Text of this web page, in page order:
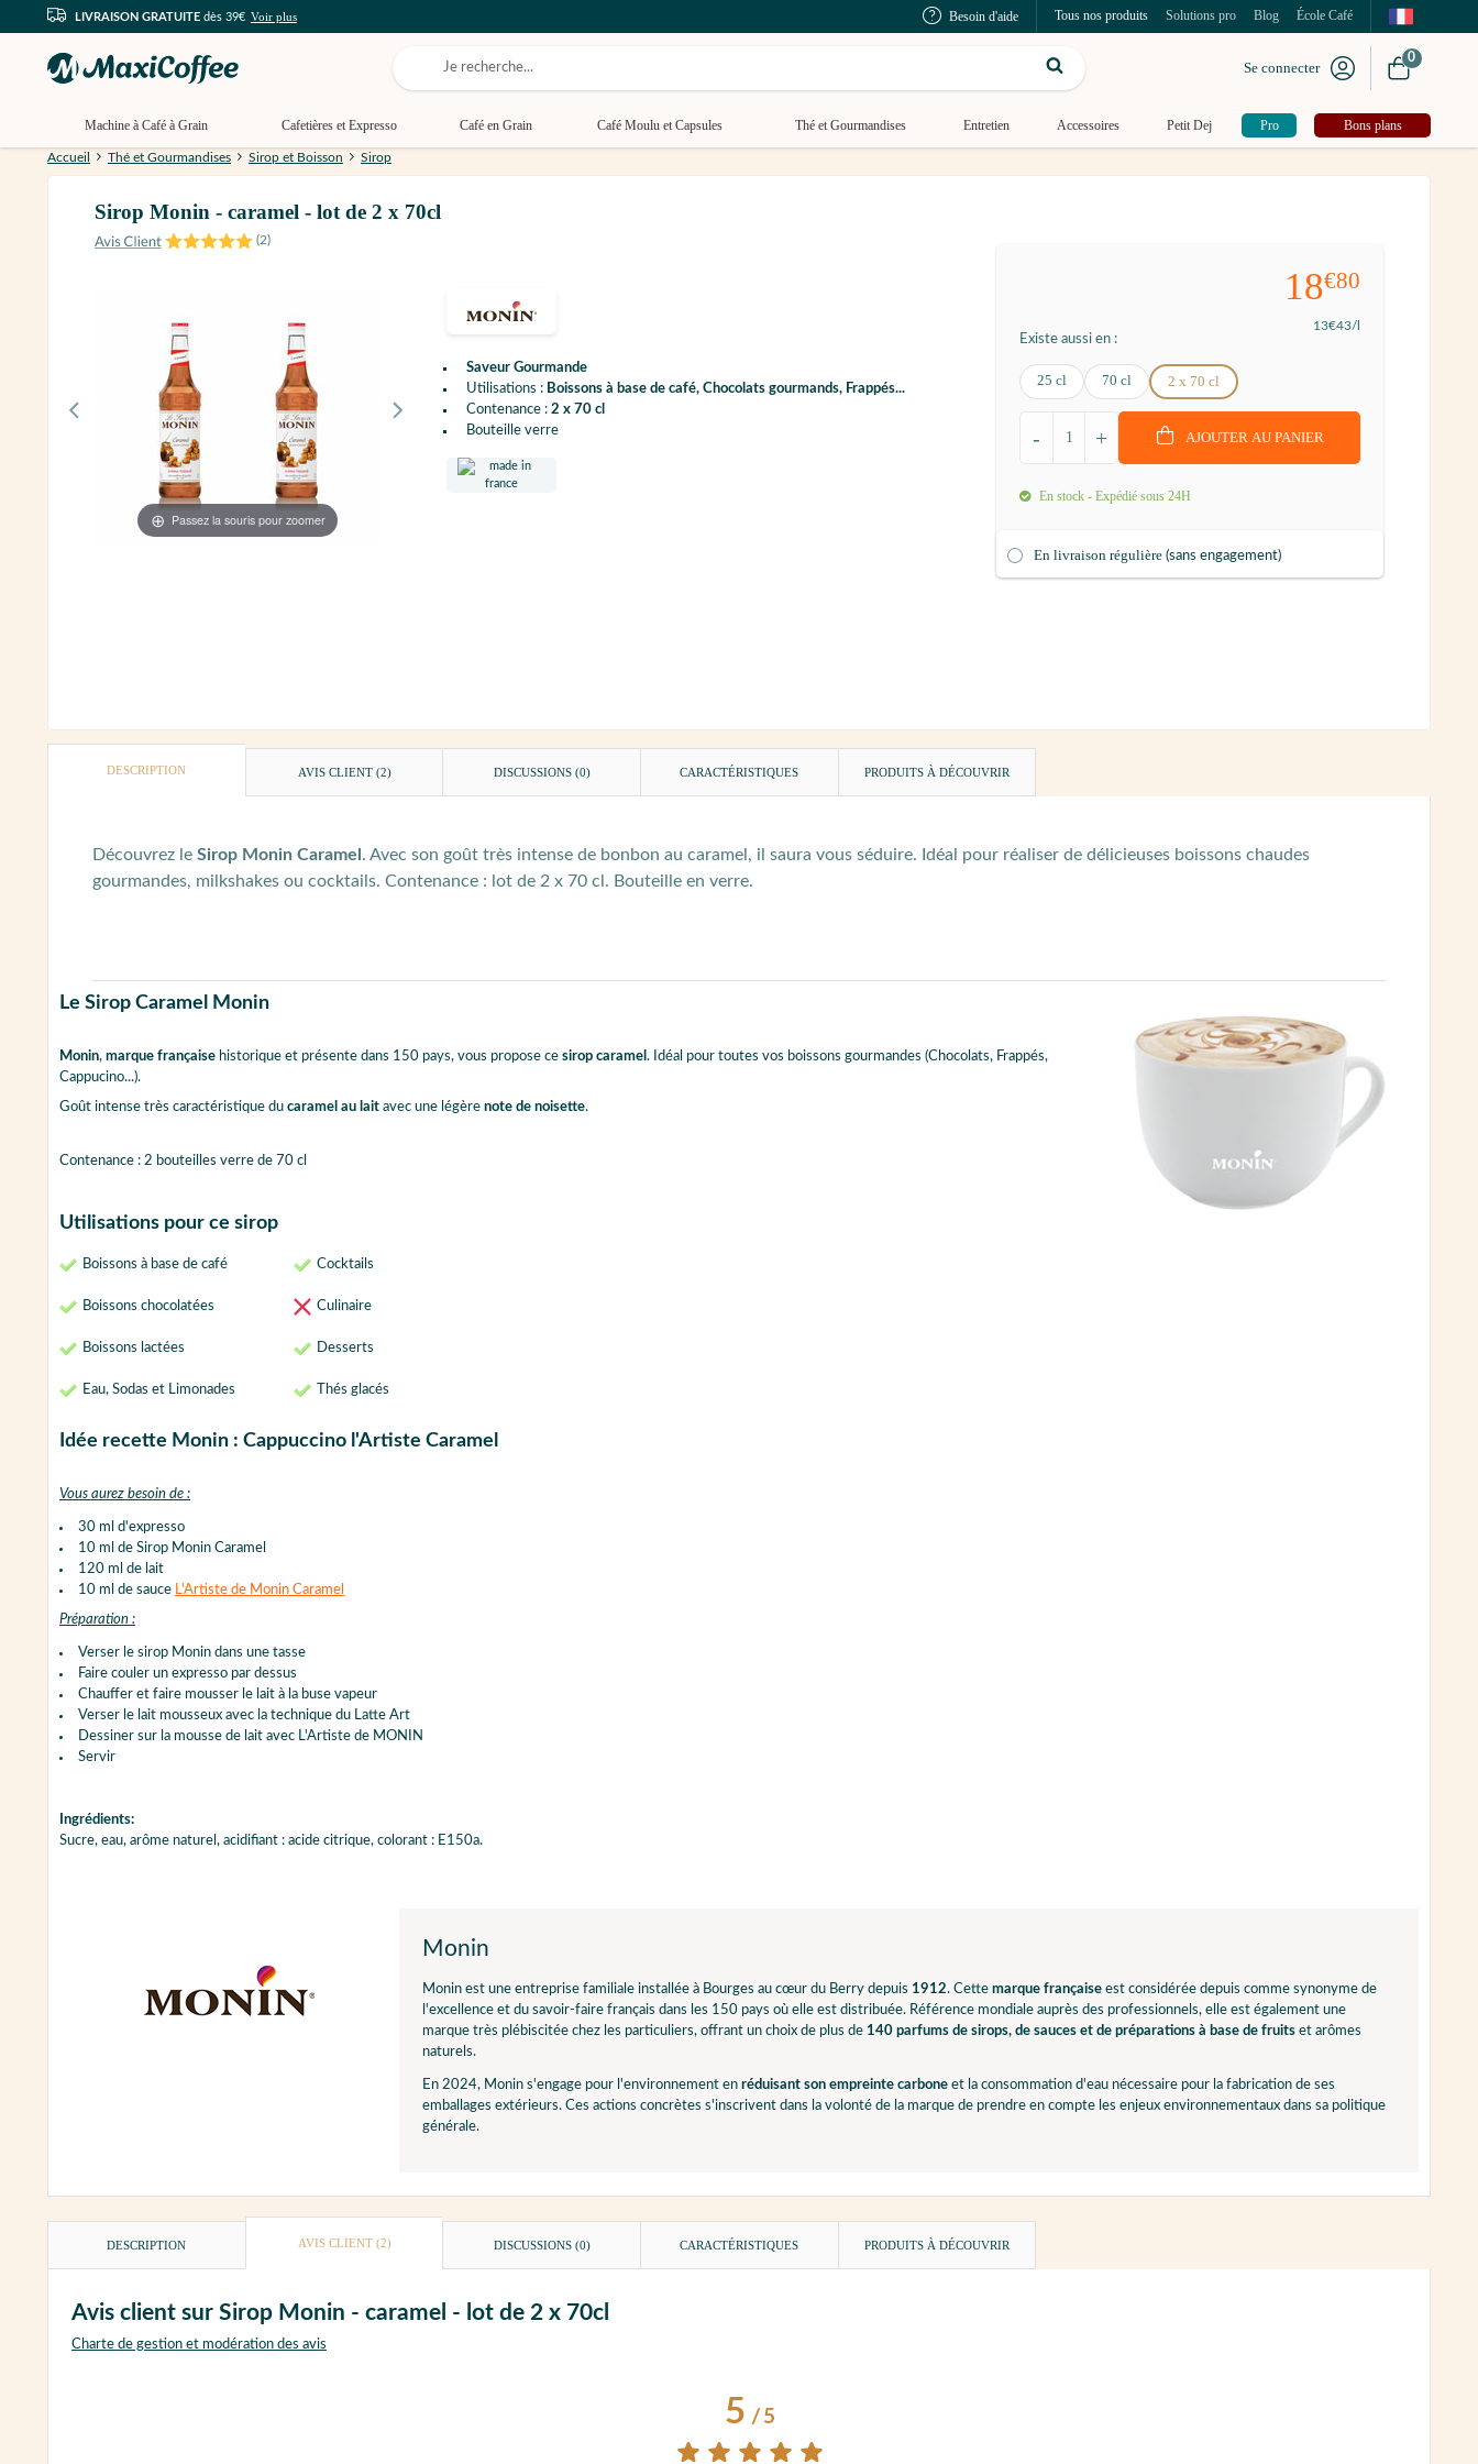
LIVRAISON GRATUITE dès 39€ Voir plus Besoin d'aide Tous nos produits Solutions pro Blog École Café
Se connecter
0
Machine à Café à Grain Cafetières et Expresso Café en Grain Café Moulu et Capsules Thé et Gourmandises Entretien Accessoires Petit Dej Pro Bons plans
Accueil Thé et Gourmandises Sirop et Boisson Sirop
Sirop Monin - caramel - lot de 2 x 70cl
(2)
Passez la souris pour zoomer
Saveur Gourmande
Utilisations : Boissons à base de café, Chocolats gourmands, Frappés...
Contenance : 2 x 70 cl
Bouteille verre
18€80
13€43/l
Existe aussi en :
25 cl 70 cl 2 x 70 cl
+
- AJOUTER AU PANIER
En stock - Expédié sous 24H
En livraison régulière(sans engagement)
DESCRIPTION AVIS CLIENT (2) DISCUSSIONS (0) CARACTÉRISTIQUES PRODUITS À DÉCOUVRIR
Découvrez le Sirop Monin Caramel . Avec son goût très intense de bonbon au caramel, il saura vous séduire. Idéal pour réaliser de délicieuses boissons chaudes
gourmandes, milkshakes ou cocktails. Contenance : lot de 2 x 70 cl. Bouteille en verre.
Le Sirop Caramel Monin
Monin, marque française historique et présente dans 150 pays, vous propose ce sirop caramel . Idéal pour toutes vos boissons gourmandes (Chocolats, Frappés,
Cappucino...).
Goût intense très caractéristique du caramel au lait avec une légère note de noisette.
Contenance : 2 bouteilles verre de 70 cl
Utilisations pour ce sirop
Boissons à base de café
Boissons chocolatées
Boissons lactées
Eau, Sodas et Limonades
Cocktails
Culinaire
Desserts
Thés glacés
Idée recette Monin : Cappuccino l'Artiste Caramel
Vous aurez besoin de :
30 ml d'expresso
10 ml de Sirop Monin Caramel
120 ml de lait
10 ml de sauce L'Artiste de Monin Caramel
Préparation :
Verser le sirop Monin dans une tasse
Faire couler un expresso par dessus
Chauffer et faire mousser le lait à la buse vapeur
Verser le lait mousseux avec la technique du Latte Art
Dessiner sur la mousse de lait avec L'Artiste de MONIN
Servir
Ingrédients:
Sucre, eau, arôme naturel, acidifiant : acide citrique, colorant : E150a.
Monin
Monin est une entreprise familiale installée à Bourges au cœur du Berry depuis 1912. Cette marque française est considérée depuis comme synonyme de
l'excellence et du savoir-faire français dans les 150 pays où elle est distribuée. Référence mondiale auprès des professionnels, elle est également une
marque très plébiscitée chez les particuliers, offrant un choix de plus de 140 parfums de sirops, de sauces et de préparations à base de fruits et arômes
naturels.
En 2024, Monin s'engage pour l'environnement en réduisant son empreinte carbone et la consommation d'eau nécessaire pour la fabrication de ses
emballages extérieurs. Ces actions concrètes s'inscrivent dans la volonté de la marque de prendre en compte les enjeux environnementaux dans sa politique
générale.
DESCRIPTION AVIS CLIENT (2) DISCUSSIONS (0) CARACTÉRISTIQUES PRODUITS À DÉCOUVRIR
Avis client sur Sirop Monin - caramel - lot de 2 x 70cl
Charte de gestion et modération des avis
5/ 5